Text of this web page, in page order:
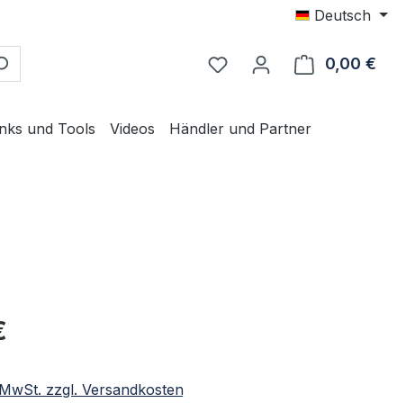
Deutsch
0,00 €
und Tools Videos Händler und Partner
zzgl. Versandkosten